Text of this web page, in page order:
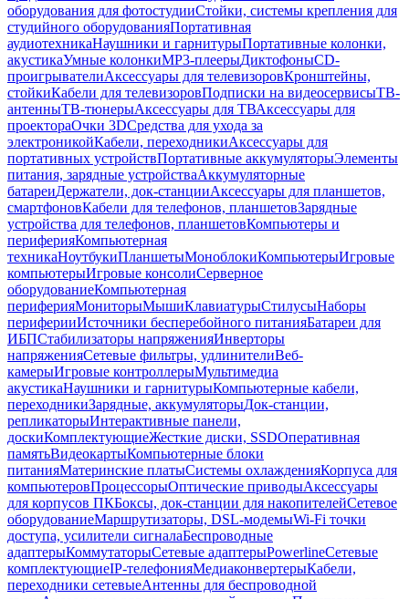
оборудования для фотостудииСтойки, системы крепления для
студийного оборудованияПортативная
аудиотехникаНаушники и гарнитурыПортативные колонки,
акустикаУмные колонкиMP3-плеерыДиктофоныCD-
проигрывателиАксессуары для телевизоровКронштейны,
стойкиКабели для телевизоровПодписки на видеосервисыТВ-
антенныТВ-тюнерыАксессуары для ТВАксессуары для
проектораОчки 3DСредства для ухода за
электроникойКабели, переходникиАксессуары для
портативных устройствПортативные аккумуляторыЭлементы
питания, зарядные устройстваАккумуляторные
батареиДержатели, док-станцииАксессуары для планшетов,
смартфоновКабели для телефонов, планшетовЗарядные
устройства для телефонов, планшетовКомпьютеры и
периферияКомпьютерная
техникаНоутбукиПланшетыМоноблокиКомпьютерыИгровые
компьютерыИгровые консолиСерверное
оборудованиеКомпьютерная
периферияМониторыМышиКлавиатурыСтилусыНаборы
периферииИсточники бесперебойного питанияБатареи для
ИБПСтабилизаторы напряженияИнверторы
напряженияСетевые фильтры, удлинителиВеб-
камерыИгровые контроллерыМультимедиа
акустикаНаушники и гарнитурыКомпьютерные кабели,
переходникиЗарядные, аккумуляторыДок-станции,
репликаторыИнтерактивные панели,
доскиКомплектующиеЖесткие диски, SSDОперативная
памятьВидеокартыКомпьютерные блоки
питанияМатеринские платыСистемы охлажденияКорпуса для
компьютеровПроцессорыОптические приводыАксессуары
для корпусов ПКБоксы, док-станции для накопителейСетевое
оборудованиеМаршрутизаторы, DSL-модемыWi-Fi точки
доступа, усилители сигналаБеспроводные
адаптерыКоммутаторыСетевые адаптерыPowerlineСетевые
комплектующиеIP-телефонияМедиаконвертерыКабели,
переходники сетевыеАнтенны для беспроводной